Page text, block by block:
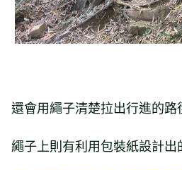
還會用繩子清楚拉出行進的路
繩子上則有利用包裝紙設計出